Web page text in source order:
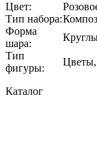
Цвет:
Тип набора:
Форма
шара:
Тип
фигуры:
Каталог